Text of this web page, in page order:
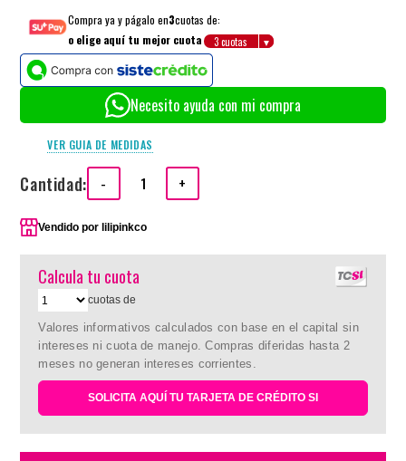
Compra ya y págalo en3cuotas de:
o elige aquí tu mejor cuota
Necesito ayuda con mi compra
VER GUIA DE MEDIDAS
Cantidad: - +
Vendido porlilipinkco
Calcula tu cuota
cuotas de
Valores informativos calculados con base en el capital sin
intereses ni cuota de manejo. Compras diferidas hasta 2
meses no generan intereses corrientes.
SOLICITA AQUÍ TU TARJETA DE CRÉDITO SI